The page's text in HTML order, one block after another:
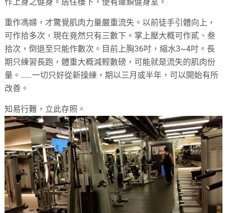
重作馮婦，才驚覺肌肉力量嚴重流失。以前徒手引體向上，
可作拾多次，現在竟然只有三數下。掌上壓大概可作貳、叁
拾次，倒退至只能作數次。目前上胸36吋，縮水3~4吋。長
期只練習長跑，體重大概減輕數磅，可能就是流失的肌肉份
量。……一切只好從新操練，期以三月或半年，可以開始有所
改善。
知易行難，立此存照。